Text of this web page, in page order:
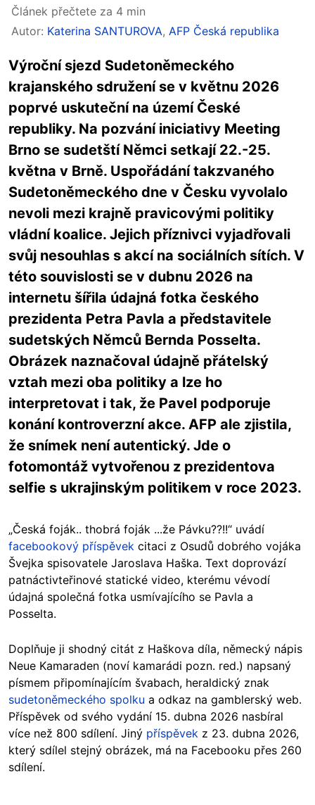
Článek přečtete za 4 min
Autor: Katerina SANTUROVA, AFP Česká republika
Výroční sjezd Sudetoněmeckého
krajanského sdružení se v květnu 2026
poprvé uskuteční na území České
republiky. Na pozvání iniciativy Meeting
Brno se sudetští Němci setkají 22.-25.
května v Brně. Uspořádání takzvaného
Sudetoněmeckého dne v Česku vyvolalo
nevoli mezi krajně pravicovými politiky
vládní koalice. Jejich příznivci vyjadřovali
svůj nesouhlas s akcí na sociálních sítích. V
této souvislosti se v dubnu 2026 na
internetu šířila údajná fotka českého
prezidenta Petra Pavla a představitele
sudetských Němců Bernda Posselta.
Obrázek naznačoval údajně přátelský
vztah mezi oba politiky a lze ho
interpretovat i tak, že Pavel podporuje
konání kontroverzní akce. AFP ale zjistila,
že snímek není autentický. Jde o
fotomontáž vytvořenou z prezidentova
selfie s ukrajinským politikem v roce 2023.
„Česká foják.. thobrá foják ...že Pávku??!!“ uvádí
facebookový příspěvek citaci z Osudů dobrého vojáka
Švejka spisovatele Jaroslava Haška. Text doprovází
patnáctivteřinové statické video, kterému vévodí
údajná společná fotka usmívajícího se Pavla a
Posselta.
Doplňuje ji shodný citát z Haškova díla, německý nápis
Neue Kamaraden (noví kamarádi pozn. red.) napsaný
písmem připomínajícím švabach, heraldický znak
sudetoněmeckého spolku a odkaz na gamblerský web.
Příspěvek od svého vydání 15. dubna 2026 nasbíral
více než 800 sdílení. Jiný příspěvek z 23. dubna 2026,
který sdílel stejný obrázek, má na Facebooku přes 260
sdílení.